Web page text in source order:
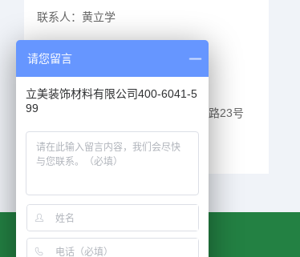
联系人： 黄立学
邮 箱：57815893
地 址： 广东省东莞市莞城街道天宝路23号
102室
请您留言
立美装饰材料有限公司400-6041-5
99